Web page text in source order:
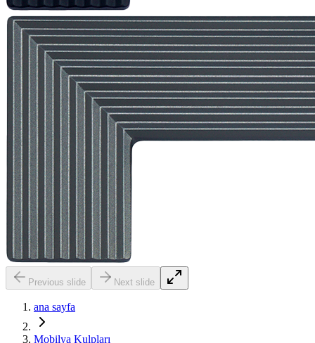
Previous slide Next slide
ana sayfa
Mobilya Kulpları